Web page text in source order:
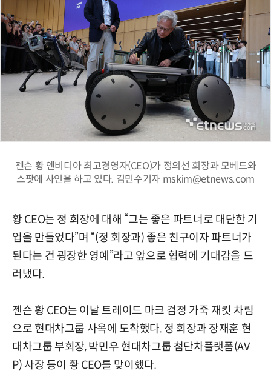
젠슨 황 엔비디아 최고경영자(CEO)가 정의선 회장과 모베드와
스팟에 사인을 하고 있다. 김민수기자 mskim@etnews.com
황 CEO는 정 회장에 대해 “그는 좋은 파트너로 대단한 기
업을 만들었다”며 “(정 회장과) 좋은 친구이자 파트너가
된다는 건 굉장한 영예”라고 앞으로 협력에 기대감을 드
러냈다.
젠슨 황 CEO는 이날 트레이드 마크 검정 가죽 재킷 차림
으로 현대차그룹 사옥에 도착했다. 정 회장과 장재훈 현
대차그룹 부회장, 박민우 현대차그룹 첨단차플랫폼(AV
P) 사장 등이 황 CEO를 맞이했다.